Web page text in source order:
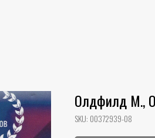
Олдфилд М.,
SKU: 00372939-08